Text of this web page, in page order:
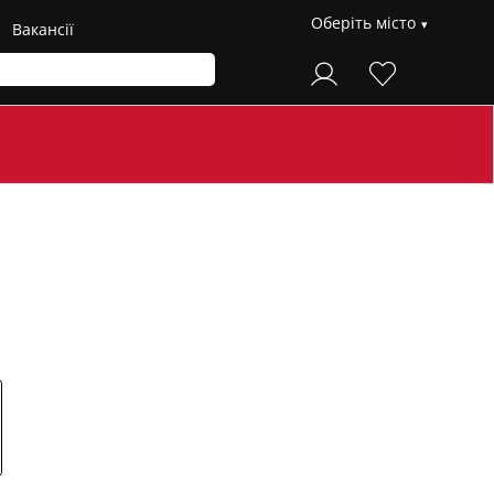
Вакансії Оберіть місто